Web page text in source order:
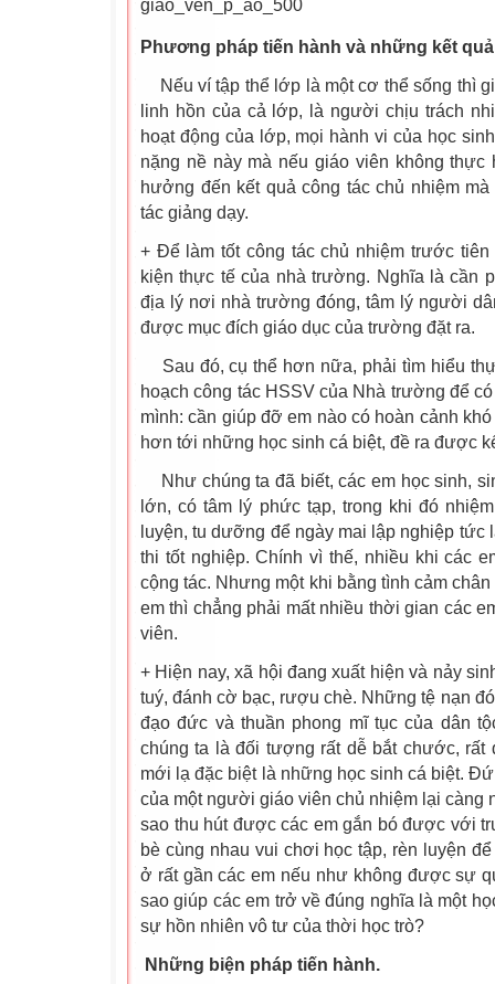
Phương pháp tiến hành và những kết
Nếu ví tập thể lớp là một cơ thể sống thì
linh hồn của cả lớp, là người chịu trách
hoạt động của lớp, mọi hành vi của học
nặng nề này mà nếu giáo viên không thực
hưởng đến kết quả công tác chủ nhiệm
tác giảng dạy.
+ Để làm tốt công tác chủ nhiệm trước
kiện thực tế của nhà trường. Nghĩa là cần
địa lý nơi nhà trường đóng, tâm lý người
được mục đích giáo dục của trường đặt ra.
Sau đó, cụ thể hơn nữa, phải tìm hiểu
hoạch công tác HSSV của Nhà trường để
mình: cần giúp đỡ em nào có hoàn cảnh
hơn tới những học sinh cá biệt, đề ra được
Như chúng ta đã biết, các em học sinh,
lớn, có tâm lý phức tạp, trong khi đó
luyện, tu dưỡng để ngày mai lập nghiệp tức
thi tốt nghiệp. Chính vì thế, nhiều khi các
cộng tác. Nhưng một khi bằng tình cảm
em thì chẳng phải mất nhiều thời gian các
viên.
+ Hiện nay, xã hội đang xuất hiện và nảy
tuý, đánh cờ bạc, rượu chè. Những tệ nạn
đạo đức và thuần phong mĩ tục của dân
chúng ta là đối tượng rất dễ bắt chước,
mới lạ đặc biệt là những học sinh cá biệt.
của một người giáo viên chủ nhiệm lại càng
sao thu hút được các em gắn bó được với
bè cùng nhau vui chơi học tập, rèn luyện
ở rất gần các em nếu như không được sự
sao giúp các em trở về đúng nghĩa là một
sự hồn nhiên vô tư của thời học trò?
Những biện pháp tiến hành.